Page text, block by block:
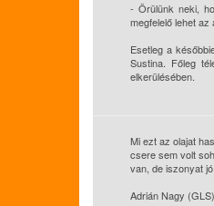
- Örülünk neki,
megfelelő lehet
Esetleg a
Sustina. Főleg
elkerülésében.
Mi ezt az olajat
csere sem volt
van, de iszonyat
Adrián Nagy (GLS)